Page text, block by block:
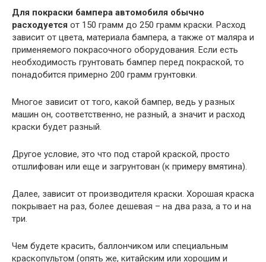
Для покраски бампера автомобиля обычно
расходуется от 150 грамм до 250 грамм краски. Расход
зависит от цвета, материала бампера, а также от маляра и
применяемого покрасочного оборудования. Если есть
необходимость грунтовать бампер перед покраской, то
понадобится примерно 200 грамм грунтовки.
Многое зависит от того, какой бампер, ведь у разных
машин он, соответственно, не разный, а значит и расход
краски будет разный.
Другое условие, это что под старой краской, просто
отшлифован или еще и загрунтован (к примеру вмятина).
Далее, зависит от производителя краски. Хорошая краска
покрывает на раз, более дешевая – на два раза, а то и на
три.
Чем будете красить, баллончиком или специальным
краскопультом (опять же, китайским или хорошим и